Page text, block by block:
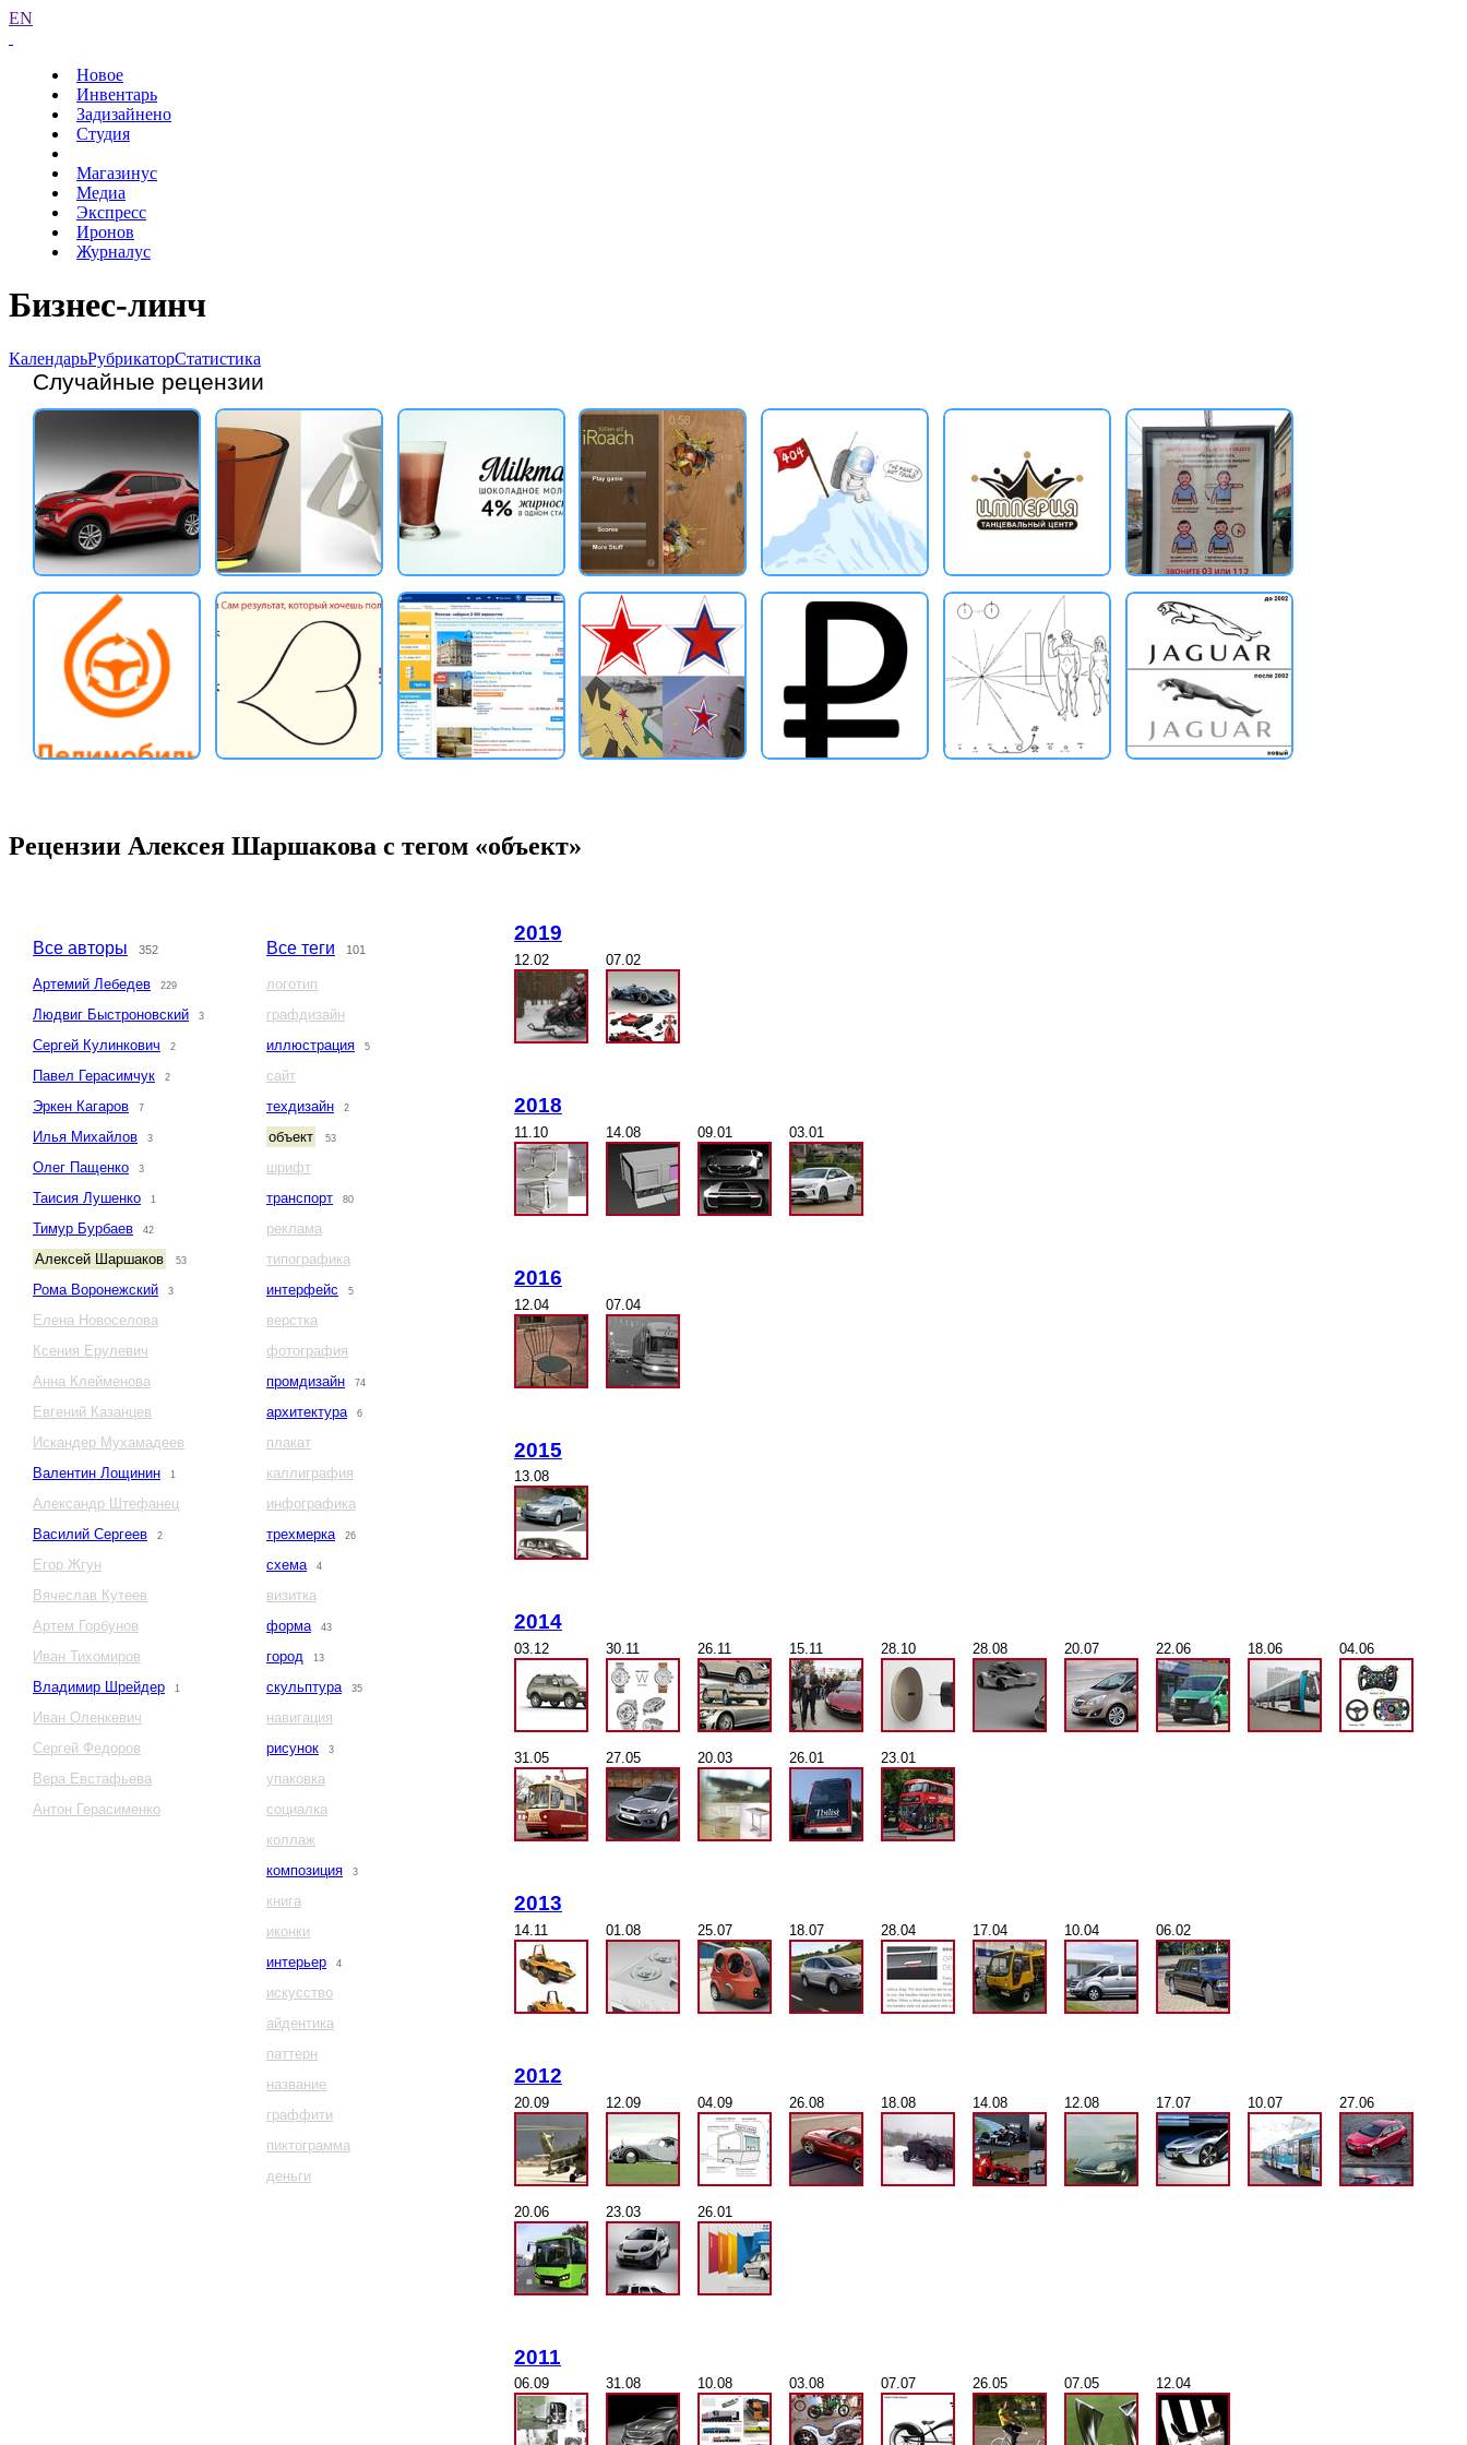
EN
Новое
Инвентарь
Задизайнено
Студия
Магазинус
Медиа
Экспресс
Иронов
Журналус
Бизнес-линч
КалендарьРубрикаторСтатистика
Случайные рецензии
Рецензии Алексея Шаршакова с тегом «объект»
Все авторы 352
Артемий Лебедев 229
Людвиг Быстроновский 3
Сергей Кулинкович 2
Павел Герасимчук 2
Эркен Кагаров 7
Илья Михайлов 3
Олег Пащенко 3
Таисия Лушенко 1
Тимур Бурбаев 42
Алексей Шаршаков 53
Рома Воронежский 3
Елена Новоселова
Ксения Ерулевич
Анна Клейменова
Евгений Казанцев
Искандер Мухамадеев
Валентин Лощинин
1
Александр Штефанец
Василий Сергеев
2
Егор Жгун
Вячеслав Кутеев
Артем Горбунов
Иван Тихомиров
Владимир Шрейдер
1
Иван Оленкевич
Сергей Федоров
Вера Евстафьева
Антон Герасименко
Все теги 101
логотип
графдизайн
иллюстрация
5
сайт
техдизайн
2
объект 53
шрифт
транспорт
80
реклама
типографика
интерфейс
5
верстка
фотография
промдизайн
74
архитектура 6
плакат
каллиграфия
инфографика
трехмерка
26
схема 4
визитка
форма
43
город 13
скульптура 35
навигация
рисунок
3
упаковка
социалка
коллаж
композиция
3
книга
иконки
интерьер
4
искусство
айдентика
паттерн
название
граффити
пиктограмма
деньги
2019
12.02 07.02
2018
11.10 14.08 09.01 03.01
2016
12.04 07.04
2015
13.08
2014
03.12 30.11 26.11 15.11 28.10 28.08 20.07 22.06 18.06 04.06
31.05 27.05 20.03 26.01 23.01
2013
14.11 01.08 25.07 18.07 28.04 17.04 10.04 06.02
2012
20.09 12.09 04.09 26.08 18.08 14.08 12.08 17.07 10.07 27.06
20.06 23.03 26.01
2011
06.09 31.08 10.08 03.08 07.07 26.05 07.05 12.04